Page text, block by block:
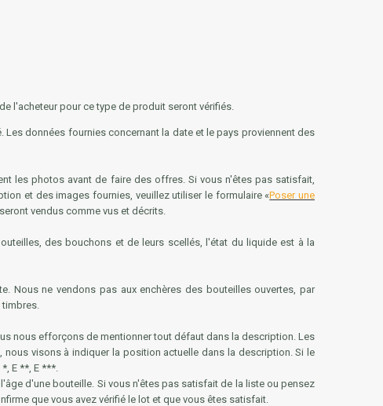
l'acheteur pour ce type de produit seront vérifiés.
données fournies concernant la date et le pays proviennent des
les photos avant de faire des offres. Si vous n'êtes pas satisfait,
et des images fournies, veuillez utiliser le formulaire «Poser une
vendus comme vus et décrits.
des bouchons et de leurs scellés, l'état du liquide est à la
Nous ne vendons pas aux enchères des bouteilles ouvertes, par
timbres.
nous efforçons de mentionner tout défaut dans la description. Les
visons à indiquer la position actuelle dans la description. Si le
E **, E ***.
d'une bouteille. Si vous n'êtes pas satisfait de la liste ou pensez
que vous avez vérifié le lot et que vous êtes satisfait.